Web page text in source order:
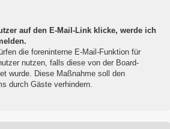
auf den E-Mail-Link klicke, werde ich
die foreninterne E-Mail-Funktion für
nutzen, falls diese von der Board-
wurde. Diese Maßnahme soll den
durch Gäste verhindern.